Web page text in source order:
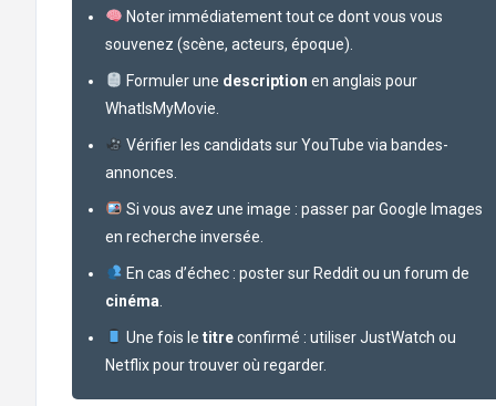
Noter immédiatement tout ce dont vous vous
souvenez (scène, acteurs, époque).
Formuler une description en anglais pour
WhatIsMyMovie.
Vérifier les candidats sur YouTube via bandes-
annonces.
Si vous avez une image : passer par Google Images
en recherche inversée.
En cas d’échec : poster sur Reddit ou un forum de
cinéma
Une fois le titreconfirmé : utiliser JustWatch ou
Netflix pour trouver où regarder.